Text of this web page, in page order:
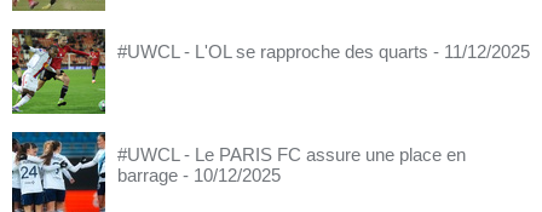
#UWCL - L'OL se rapproche des quarts - 11/12/2025
#UWCL - Le PARIS FC assure une place en
barrage - 10/12/2025